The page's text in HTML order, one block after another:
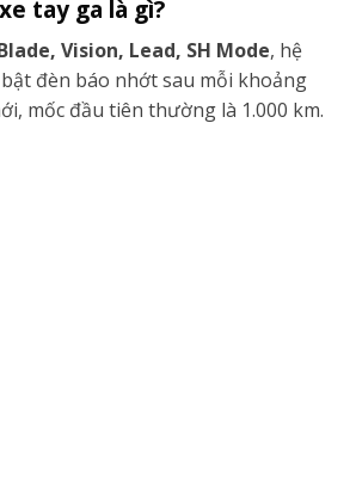
tay ga là gì?
Vision, Lead, SH Mode, hệ
đèn báo nhớt sau mỗi khoảng
mốc đầu tiên thường là 1.000 km.